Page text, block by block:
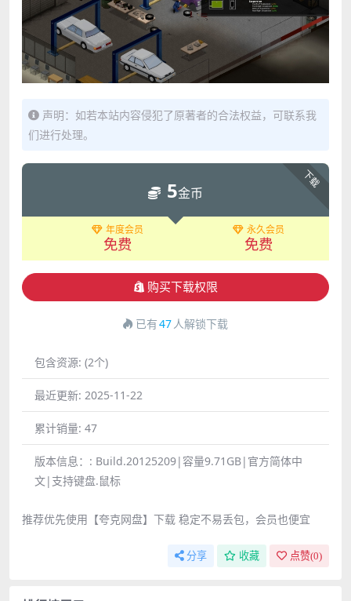
声明：如若本站内容侵犯了原著者的合法权益，可联系我
们进行处理。
下载
5金币
年度会员
免费
永久会员
免费
购买下载权限
已有47人解锁下载
包含资源: (2个)
最近更新: 2025-11-22
累计销量: 47
版本信息：: Build.20125209|容量9.71GB|官方简体中
文|支持键盘.鼠标
推荐优先使用【夸克网盘】下载 稳定不易丢包，会员也便宜
分享 收藏 点赞(0)